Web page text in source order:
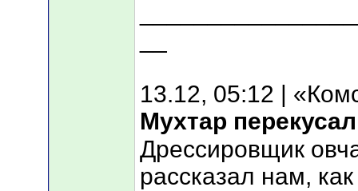
13.12, 05:12 |
Мухтар
Дрессировщик
рассказал нам,